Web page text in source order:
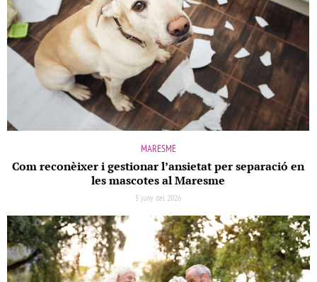
MARESME
Com reconèixer i gestionar l’ansietat per separació en
les mascotes al Maresme
5 juny del 2026